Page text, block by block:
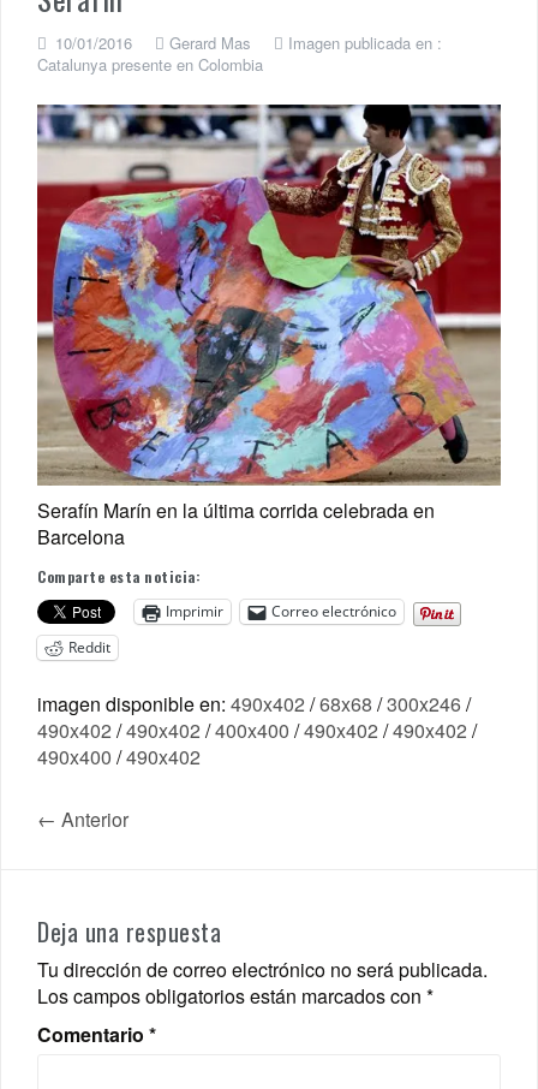
10/01/2016 Gerard Mas
Imagen publicada en :
Catalunya presente en Colombia
Serafín Marín en la última corrida celebrada en
Barcelona
Comparte esta noticia:
Imprimir
Correo electrónico
Reddit
imagen disponible en: 490x402 /68x68 /300x246/
490x402 /490x402 /400x400 /490x402 /490x402 /
490x400 /490x402
← Anterior
Deja una respuesta
Tu dirección de correo electrónico no será publicada.
Los campos obligatorios están marcados con *
Comentario *